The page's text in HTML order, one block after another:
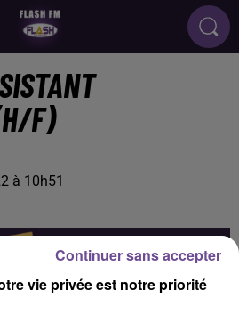
F)
à 10h51
vie privée est notre priorité
Continuer sans accepter